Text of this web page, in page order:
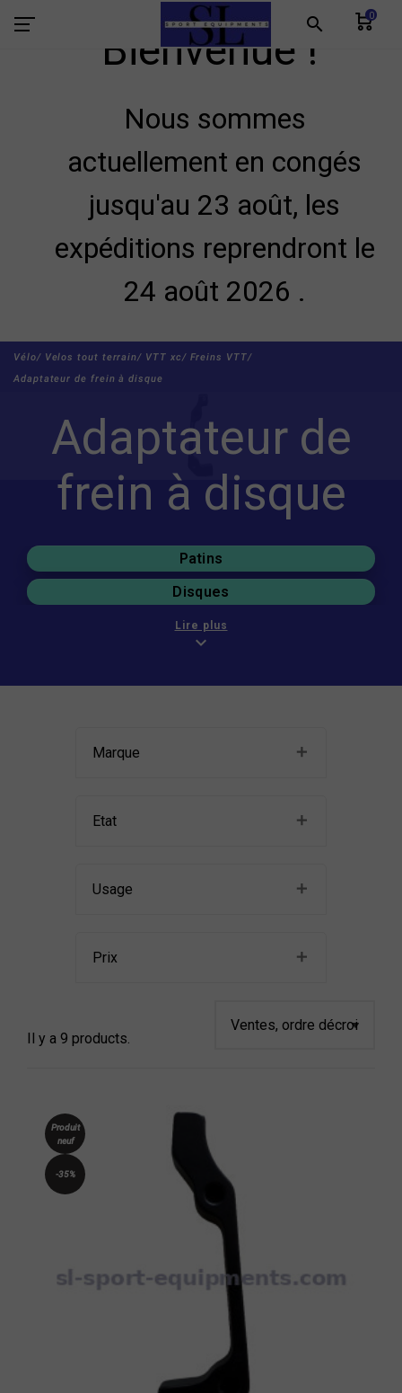
search 0
Bienvenue !
Nous sommes
actuellement en congés
jusqu'au 23 août, les
expéditions reprendront le
24 août 2026 .
Vélo/ Velos tout terrain/ VTT xc/ Freins VTT/
Adaptateur de frein à disque
Adaptateur de
frein à disque
Patins
Disques
Plaquettes
Freins VTT
Lire plus
expand_more
Marque
Etat
Usage
Prix
Il y a 9 products.
Produit
neuf
-35%